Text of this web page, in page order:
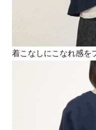
着こなしにこなれ感を